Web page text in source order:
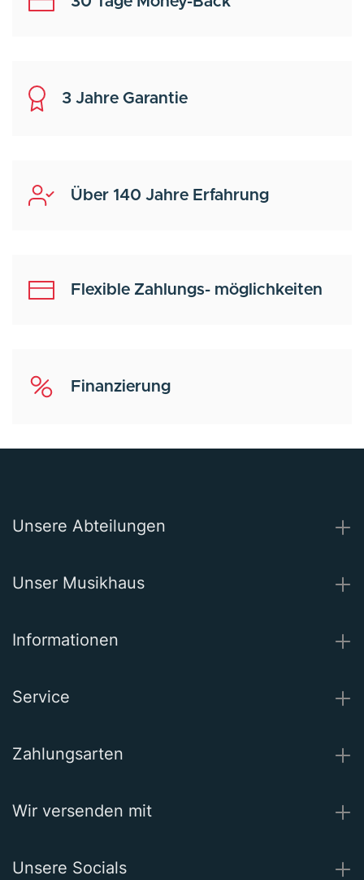
3 Jahre Garantie
Über 140 Jahre Erfahrung
Flexible Zahlungs- möglichkeiten
Finanzierung
Unsere Abteilungen
Unser Musikhaus
Informationen
Service
Zahlungsarten
Wir versenden mit
Unsere Socials